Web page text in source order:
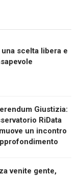
una scelta libera e
Giustizia:
RiData
un incontro
venite gente,